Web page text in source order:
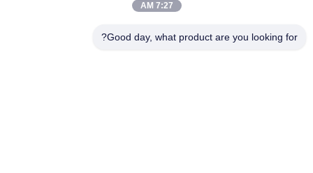
7:27 AM
Good day, what product are you looking for?